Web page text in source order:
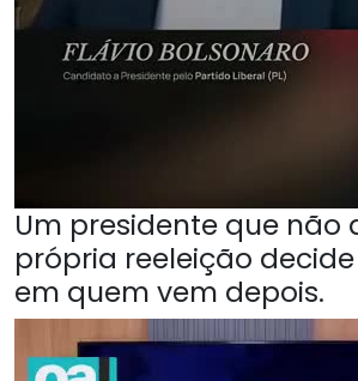
Um presidente que não
própria reeleição
em quem vem depois.